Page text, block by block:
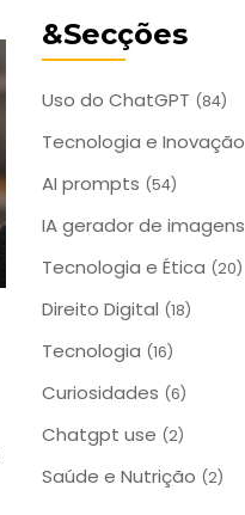
&Secções
Uso do ChatGPT (84)
Tecnologia e Inovação
AI prompts (54)
IA gerador de imagens
Tecnologia e Ética (20)
Direito Digital (18)
Tecnologia (16)
Curiosidades (6)
Chatgpt use (2)
Saúde e Nutrição (2)